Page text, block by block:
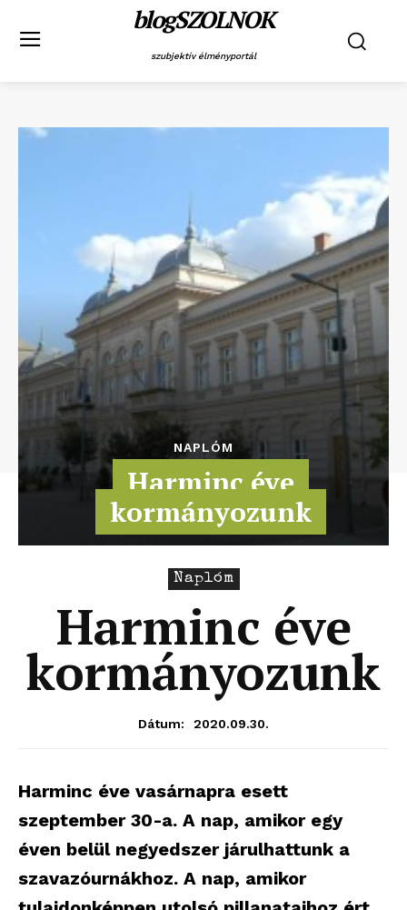
blogSZOLNOK
szubjektív élményportál
NAPLÓM
Harminc éve
kormányozunk
Naplóm
Harminc éve
kormányozunk
Dátum: 2020.09.30.
Harminc éve vasárnapra esett
szeptember 30-a. A nap, amikor egy
éven belül negyedszer járulhattunk a
szavazóurnákhoz. A nap, amikor